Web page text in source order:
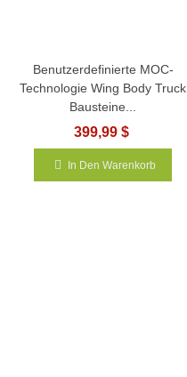
Benutzerdefinierte MOC-
Technologie Wing Body Truck
Bausteine...
399,99 $
In Den Warenkorb